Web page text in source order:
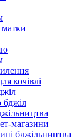
матки
кочівлі
магазини
бджільництва